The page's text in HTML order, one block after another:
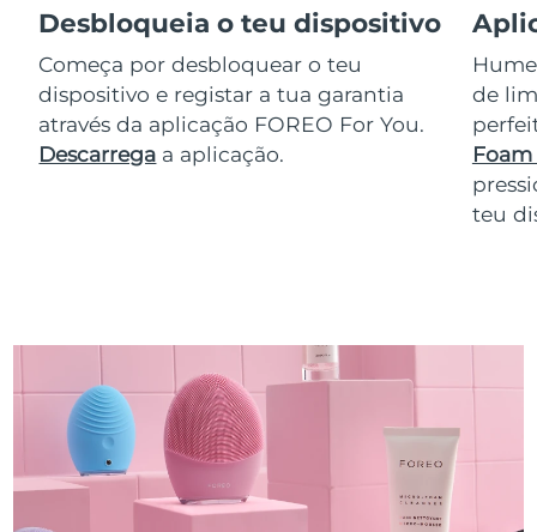
Desbloqueia o teu dispositivo
Começa por desbloquear o teu
dispositivo e registar a tua garantia
através da aplicação FOREO For You.
Descarrega a aplicação.
de
Foam
teu